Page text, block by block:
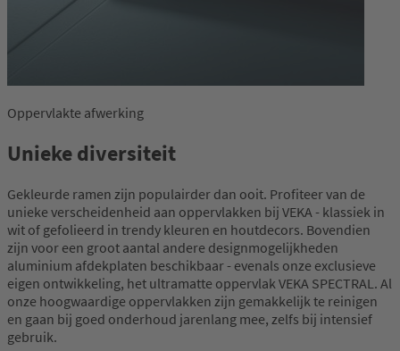
Oppervlakte afwerking
Unieke diversiteit
Gekleurde ramen zijn populairder dan ooit. Profiteer van de
unieke verscheidenheid aan oppervlakken bij VEKA - klassiek in
wit of gefolieerd in trendy kleuren en houtdecors. Bovendien
zijn voor een groot aantal andere designmogelijkheden
aluminium afdekplaten beschikbaar - evenals onze exclusieve
eigen ontwikkeling, het ultramatte oppervlak VEKA SPECTRAL. Al
onze hoogwaardige oppervlakken zijn gemakkelijk te reinigen
en gaan bij goed onderhoud jarenlang mee, zelfs bij intensief
gebruik.